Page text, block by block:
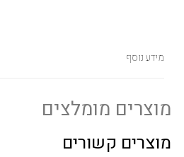
מידע נוסף
מוצרים מומלצים
מוצרים קשורים